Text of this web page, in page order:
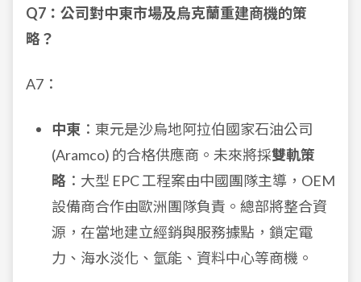
Q7：公司對中東市場及烏克蘭重建商機的策
略？
A7：
中東 ：東元是沙烏地阿拉伯國家石油公司
(Aramco) 的合格供應商。未來將採雙軌策
略 ：大型 EPC 工程案由中國團隊主導，OEM
設備商合作由歐洲團隊負責。總部將整合資
源，在當地建立經銷與服務據點，鎖定電
力、海水淡化、氫能、資料中心等商機。